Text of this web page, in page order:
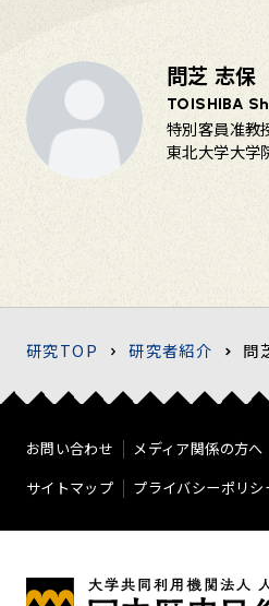
研究TOP 研究者紹介 問
問芝 志保
TOISHIBA
特別客員准教
東北大学大学
お問い合わせ メディア関係の方へ
サイトマップ
プライバシーポリシ